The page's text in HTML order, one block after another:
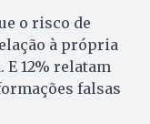
o risco de
à própria
E 12% relatam
falsas